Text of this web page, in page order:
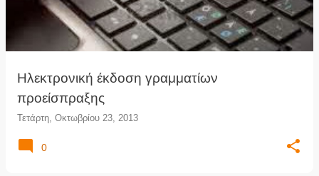
Hλεκτρονική έκδοση γραμματίων
προείσπραξης
Τετάρτη, Οκτωβρίου 23, 2013
0